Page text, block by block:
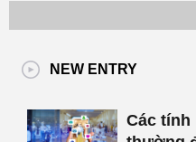
NEW ENTRY
Các tính